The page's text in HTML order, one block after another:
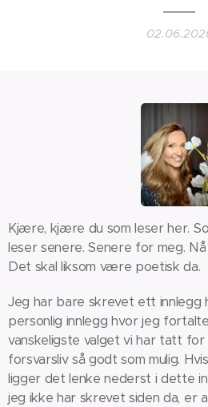
Kjære, kjære du som leser her.
leser senere. Senere for meg.
Det skal liksom være poetisk da.
Jeg har bare skrevet ett innlegg
personlig innlegg hvor jeg
vanskeligste valget vi har tatt
forsvarsliv så godt som mulig.
ligger det lenke nederst i dette
jeg ikke har skrevet siden da, er